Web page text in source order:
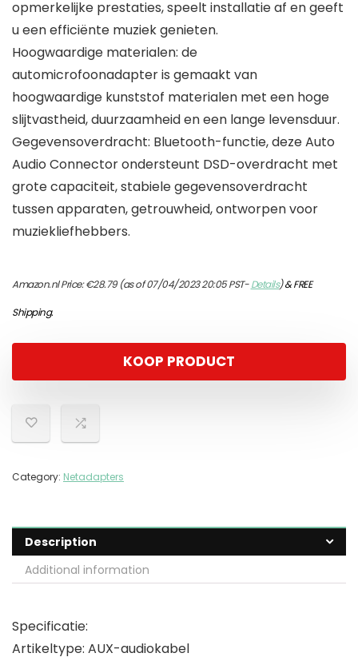
opmerkelijke prestaties, speelt installatie af en geeft
u een efficiënte muziek genieten.
Hoogwaardige materialen: de
automicrofoonadapter is gemaakt van
hoogwaardige kunststof materialen met een hoge
slijtvastheid, duurzaamheid en een lange levensduur.
Gegevensoverdracht: Bluetooth-functie, deze Auto
Audio Connector ondersteunt DSD-overdracht met
grote capaciteit, stabiele gegevensoverdracht
tussen apparaten, getrouwheid, ontworpen voor
muziekliefhebbers.
Amazon.nl Price:€28.79(as of 07/04/2023 20:05 PST-Details)&FREE
Shipping.
KOOP PRODUCT
Category: Netadapters
Description
Additional information
Specificatie:
Artikeltype: AUX-audiokabel